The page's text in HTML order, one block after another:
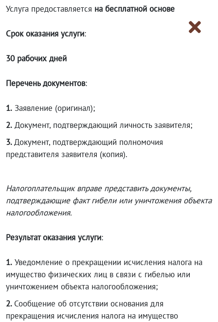
Услуга предоставляется на бесплатной основе
Срок оказания услуги:
30 рабочих дней
Перечень документов:
1. Заявление (оригинал);
2. Документ, подтверждающий личность заявителя;
3.Документ, подтверждающий полномочия
представителя заявителя (копия).
Налогоплательщик вправе представить документы,
подтверждающие факт гибели или уничтожения объекта
налогообложения.
Результат оказания услуги:
1. Уведомление о прекращении исчисления налога на
имущество физических лиц в связи с гибелью или
уничтожением объекта налогообложения;
2. Сообщение об отсутствии основания для
прекращения исчисления налога на имущество